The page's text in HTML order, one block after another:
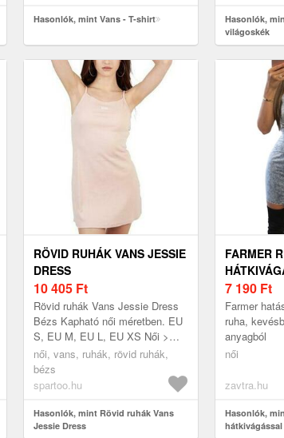
Hasonlók, mint Vans - T-shirt
Hasonlók,
világoskék
RÖVID RUHÁK VANS JESSIE
DRESS
10 405 Ft
Rövid ruhák Vans Jessie Dress
Bézs Kapható női méretben. EU
S, EU M, EU L, EU XS Női >
Ruhák > Rövid ruhák
női, vans, ruhák, rövid ruhák,
bézs
spartoo.hu
Hasonlók, mint Rövid ruhák Vans
Jessie Dress
FARMER
7 190 Ft
Farmer
ruha,
anyagból
női
zavtra.hu
Hasonlók,
hátkivágással